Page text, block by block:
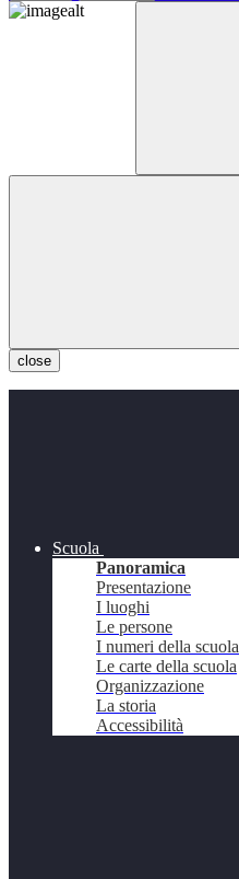
close
Scuola
Panoramica
Presentazione
I luoghi
Le persone
I numeri della scuola
Le carte della scuola
Organizzazione
La storia
Accessibilità